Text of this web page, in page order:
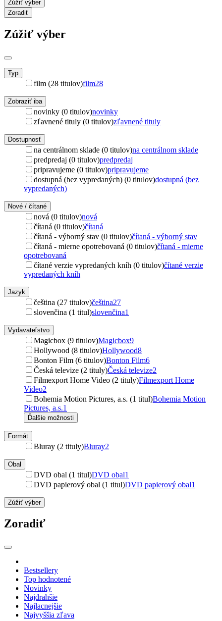
Zúžiť výber
Zoradiť
Zúžiť výber
Typ
film (28 titulov)film28
Zobraziť iba
novinky (0 titulov)novinky
zľavnené tituly (0 titulov)zľavnené tituly
Dostupnosť
na centrálnom sklade (0 titulov)na centrálnom sklade
predpredaj (0 titulov)predpredaj
pripravujeme (0 titulov)pripravujeme
dostupná (bez vypredaných) (0 titulov)dostupná (bez
vypredaných)
Nové / čítané
nová (0 titulov)nová
čítaná (0 titulov)čítaná
čítaná - výborný stav (0 titulov)čítaná - výborný stav
čítaná - mierne opotrebovaná (0 titulov)čítaná - mierne
opotrebovaná
čítané verzie vypredaných kníh (0 titulov)čítané verzie
vypredaných kníh
Jazyk
čeština (27 titulov)čeština27
slovenčina (1 titul)slovenčina1
Vydavateľstvo
Magicbox (9 titulov)Magicbox9
Hollywood (8 titulov)Hollywood8
Bonton Film (6 titulov)Bonton Film6
Česká televize (2 tituly)Česká televize2
Filmexport Home Video (2 tituly)Filmexport Home
Video2
Bohemia Motion Pictures, a.s. (1 titul)Bohemia Motion
Pictures, a.s.1
Ďalšie možnosti
Formát
Bluray (2 tituly)Bluray2
Obal
DVD obal (1 titul)DVD obal1
DVD papierový obal (1 titul)DVD papierový obal1
Zúžiť výber
Zoradiť
Bestsellery
Top hodnotené
Novinky
Najdrahšie
Najlacnejšie
Najvyššia zľava